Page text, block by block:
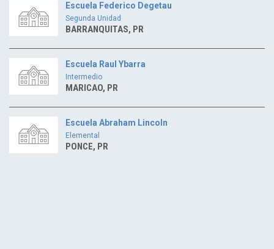
Escuela Federico Degetau
Segunda Unidad
BARRANQUITAS, PR
Escuela Raul Ybarra
Intermedio
MARICAO, PR
Escuela Abraham Lincoln
Elemental
PONCE, PR